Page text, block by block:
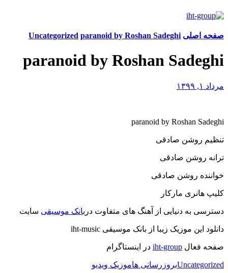
صفحه اصلی Uncategorized paranoid by Roshan Sadeghi
paranoid by Roshan Sadeghi
مرداد ۱, ۱۳۹۹
paranoid by Roshan Sadeghi
تنظیم روشن صادقی
ترانه روشن صادقی
خواننده روشن صادقی
کلیپ هانری مارکار
دسترسی به دنیایی از آهنگ های متفاوت در بانک موسیقی سایت
دانلود این موزیک زیبا از بانک موسیقی iht-music
صفحه فعال iht-group در اینستاگرام
Uncategorizedبروزرسانی هاموزیک ویدیو